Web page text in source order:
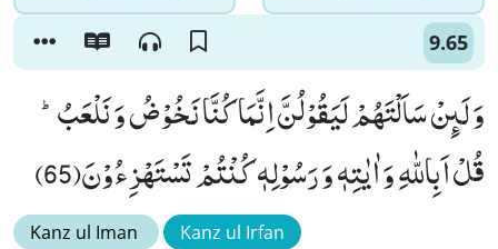
9.65
وَ لَىٕنْ سَاَلْتَهُمْ لَیَقُوْلُنَّ اِنَّمَا كُنَّا نَخُوْضُ وَ نَلْعَبُؕ-
قُلْ اَبِاللّٰهِ وَ اٰیٰتِهٖ وَ رَسُوْلِهٖ كُنْتُمْ تَسْتَهْزِءُوْنَ(65)
Kanz ul Iman Kanz ul Irfan